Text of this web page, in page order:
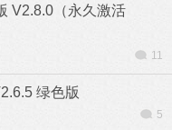
V2.8.0（永久激活
11
绿色版
5